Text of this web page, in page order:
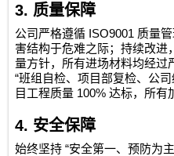
3. 质量保障
公司严格遵循 ISO9001 质量
害结构于危难之际；持续改进
量方针，所有进场材料均经过
“班组自检、项目部复检、公
目工程质量 100%达标，所有
4. 安全保障
始终坚持 “安全第一、预防为